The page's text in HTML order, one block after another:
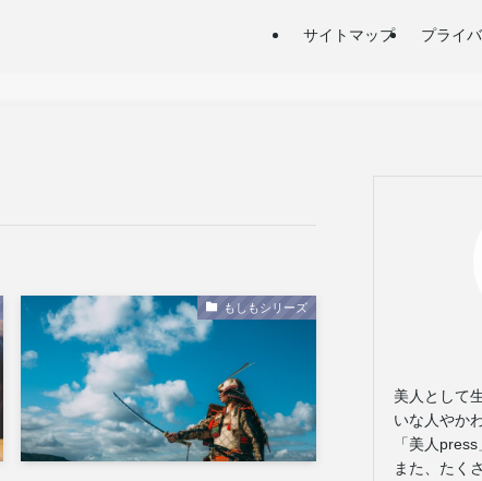
サイトマップ プライ
もしもシリーズ
美人として
いな人やか
「美人
また、たく